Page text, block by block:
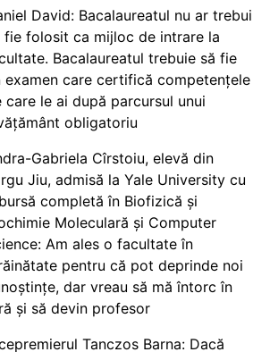
David: Bacalaureatul nu ar trebui
fie folosit ca mijloc de intrare la
Bacalaureatul trebuie să fie
examen care certifică competențele
care le ai după parcursul unui
obligatoriu
Gabriela Cîrstoiu, elevă din
Jiu, admisă la Yale University cu
completă în Biofizică și
Moleculară și Computer
Am ales o facultate în
pentru că pot deprinde noi
dar vreau să mă întorc în
și să devin profesor
Tanczos Barna: Dacă